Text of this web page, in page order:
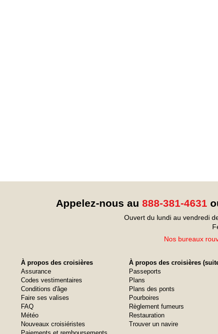
Appelez-nous au 888-381-4631
Ouvert du lundi au vendredi
Nos bureaux
À propos des croisières
Assurance
Codes vestimentaires
Conditions d'âge
Faire ses valises
FAQ
Météo
Nouveaux croisiéristes
À propos des croisières
Passeports
Plans
Plans des ponts
Pourboires
Règlement fumeurs
Restauration
Trouver un navire